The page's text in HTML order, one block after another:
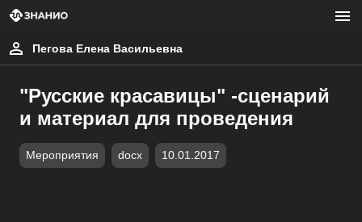
Пегова Елена Васильевна
"Русские красавицы" -сценарий
и материал для проведения
Мероприятия docx 10.01.2017